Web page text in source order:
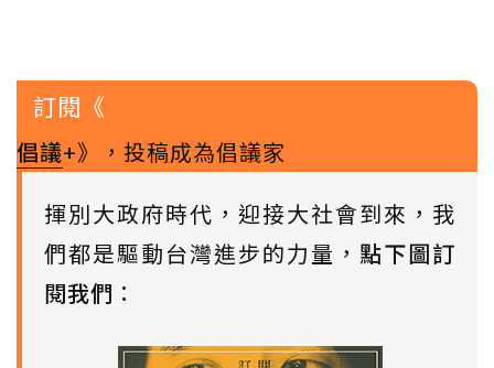
訂閱《
倡議+》，投稿成為倡議家
揮別大政府時代，迎接大社會到來，我
們都是驅動台灣進步的力量， 點下圖訂
閱我們 ：